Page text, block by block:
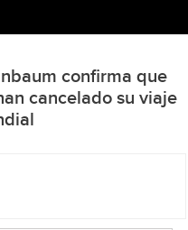
confirma que
cancelado su viaje